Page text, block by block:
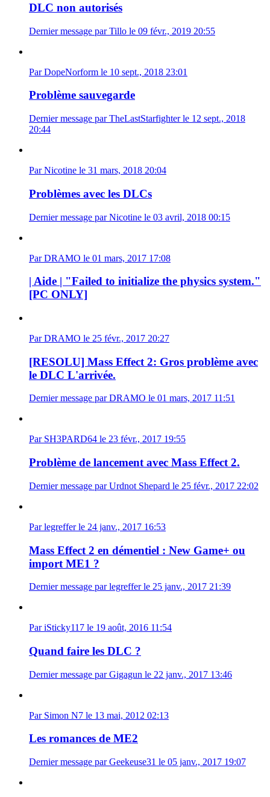
DLC non autorisés
Dernier message par Tillo le 09 févr., 2019 20:55
Par DopeNorform le 10 sept., 2018 23:01
Problème sauvegarde
Dernier message par TheLastStarfighter le 12 sept., 2018
20:44
Par Nicotine le 31 mars, 2018 20:04
Problèmes avec les DLCs
Dernier message par Nicotine le 03 avril, 2018 00:15
Par DRAMO le 01 mars, 2017 17:08
| Aide | "Failed to initialize the physics system."
[PC ONLY]
Par DRAMO le 25 févr., 2017 20:27
[RESOLU] Mass Effect 2: Gros problème avec
le DLC L'arrivée.
Dernier message par DRAMO le 01 mars, 2017 11:51
Par SH3PARD64 le 23 févr., 2017 19:55
Problème de lancement avec Mass Effect 2.
Dernier message par Urdnot Shepard le 25 févr., 2017 22:02
Par legreffer le 24 janv., 2017 16:53
Mass Effect 2 en démentiel : New Game+ ou
import ME1 ?
Dernier message par legreffer le 25 janv., 2017 21:39
Par iSticky117 le 19 août, 2016 11:54
Quand faire les DLC ?
Dernier message par Gigagun le 22 janv., 2017 13:46
Par Simon N7 le 13 mai, 2012 02:13
Les romances de ME2
Dernier message par Geekeuse31 le 05 janv., 2017 19:07